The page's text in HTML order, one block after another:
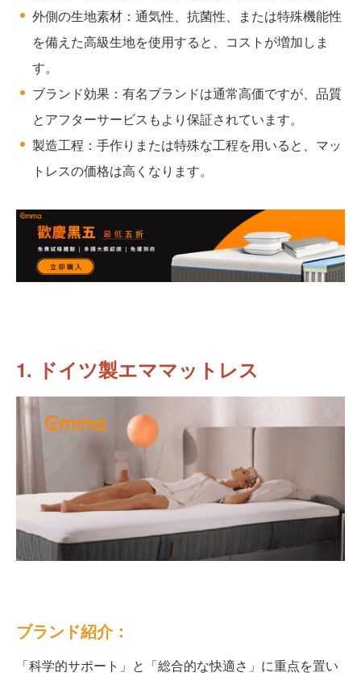
外側の生地素材：通気性、抗菌性、または特殊機能性
を備えた高級生地を使用すると、コストが増加しま
す。
ブランド効果：有名ブランドは通常高価ですが、品質
とアフターサービスもより保証されています。
製造工程：手作りまたは特殊な工程を用いると、マッ
トレスの価格は高くなります。
1. ドイツ製エママットレス
ブランド紹介：
「科学的サポート」と「総合的な快適さ」に重点を置い